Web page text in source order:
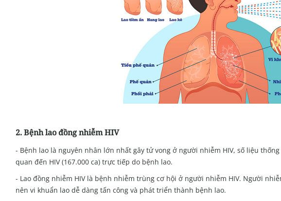
2. Bệnh lao đồng nhiễm HIV
- Bệnh lao là nguyên nhân lớn nhất gây tử vong ở người nhiễm HIV, số liệu
quan đến HIV (167.000 ca) trực tiếp do bệnh lao.
- Lao đồng nhiễm HIV là bệnh nhiễm trùng cơ hội ở người nhiễm HIV. Người
nên vi khuẩn lao dễ dàng tấn công và phát triển thành bệnh lao.